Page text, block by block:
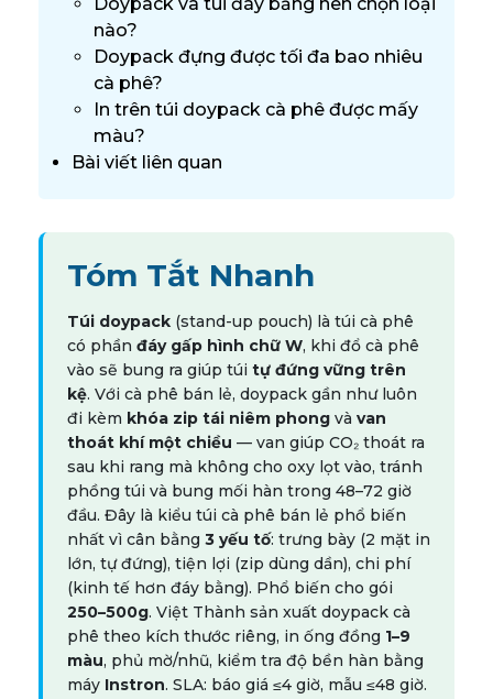
nào?
Doypack đựng được tối đa bao nhiêu
cà phê?
In trên túi doypack cà phê được mấy
màu?
Bài viết liên quan
Tóm Tắt Nhanh
Túi doypack (stand-up pouch) là túi cà phê
có phần đáy gấp hình chữ W, khi đổ cà phê
vào sẽ bung ra giúp túi tự đứng vững trên
kệ. Với cà phê bán lẻ, doypack gần như luôn
đi kèm khóa zip tái niêm phong và van
thoát khí một chiều — van giúp CO₂ thoát ra
sau khi rang mà không cho oxy lọt vào, tránh
phồng túi và bung mối hàn trong 48–72 giờ
đầu. Đây là kiểu túi cà phê bán lẻ phổ biến
nhất vì cân bằng 3 yếu tố: trưng bày (2 mặt in
lớn, tự đứng), tiện lợi (zip dùng dần), chi phí
(kinh tế hơn đáy bằng). Phổ biến cho gói
250–500g. Việt Thành sản xuất doypack cà
phê theo kích thước riêng, in ống đồng 1–9
màu, phủ mờ/nhũ, kiểm tra độ bền hàn bằng
máy Instron. SLA: báo giá ≤4 giờ, mẫu ≤48 giờ.